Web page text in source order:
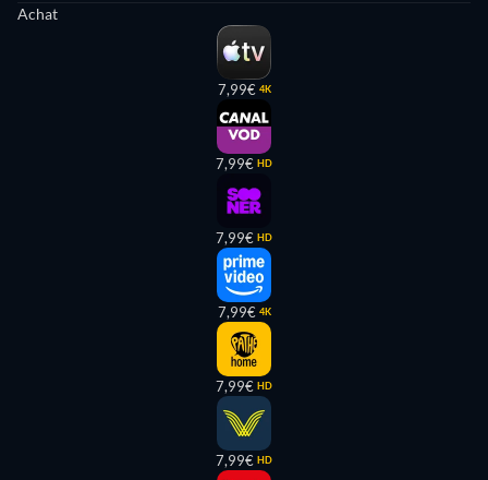
Achat
7,99€ 4K
7,99€ HD
7,99€ HD
7,99€ 4K
7,99€ HD
7,99€ HD